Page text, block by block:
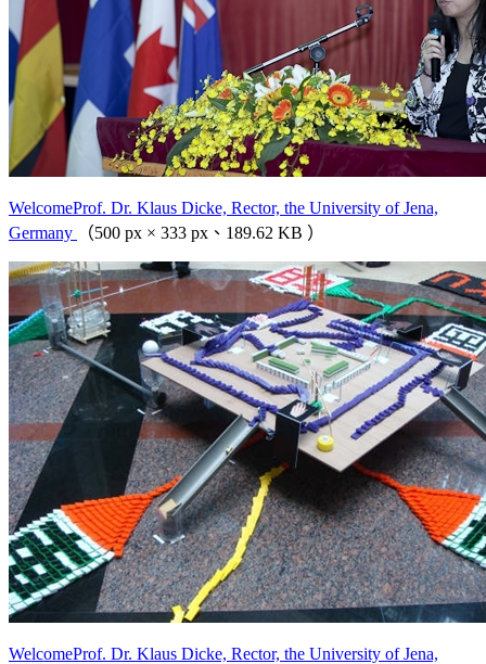
WelcomeProf. Dr. Klaus Dicke, Rector, the University of Jena,
Germany
（500 px × 333 px、189.62 KB ）
WelcomeProf. Dr. Klaus Dicke, Rector, the University of Jena,